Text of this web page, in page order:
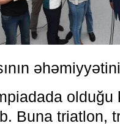
Buna